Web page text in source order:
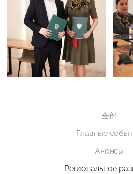
全部
Главные
Анонсы
Региональное